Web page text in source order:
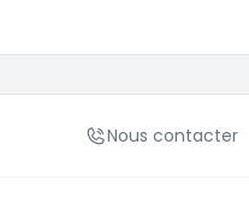
Nous contacter